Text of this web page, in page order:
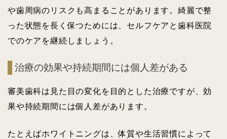
や歯周病のリスクも高まることがあります。綺麗で整
った状態を長く保つためには、セルフケアと歯科医院
でのケアを継続しましょう。
治療の効果や持続期間には個人差がある
審美歯科は見た目の変化を目的とした治療ですが、効
果や持続期間には個人差があります。
たとえばホワイトニングは、体質や生活習慣によって